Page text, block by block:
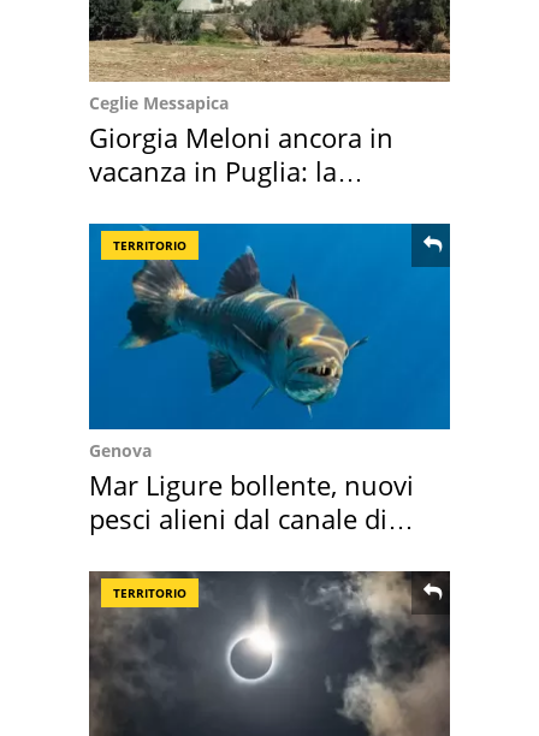
Ceglie Messapica
Giorgia Meloni ancora in
vacanza in Puglia: la
TERRITORIO
Genova
Mar Ligure bollente, nuovi
pesci alieni dal canale di
TERRITORIO